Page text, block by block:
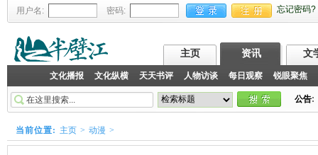
用户名: 密码: 忘记密码?
主页 资讯 文
文化播报 文化纵横 天天书评 人物访谈 每日观察 锐眼聚焦
公告:
当前位置: 主页 > 动漫 >